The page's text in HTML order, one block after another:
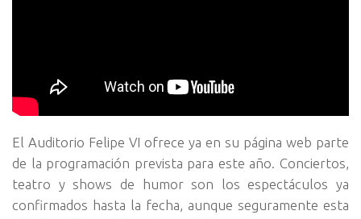
El Auditorio Felipe VI ofrece ya en su página web parte
de la programación prevista para este año. Conciertos,
teatro y shows de humor son los espectáculos ya
confirmados hasta la fecha, aunque seguramente esta